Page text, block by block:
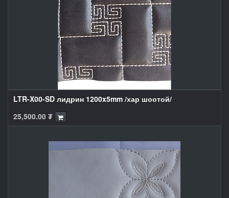
LTR-X00-SD лидрин 1200x5mm /хар шоотой/
25,500.00 ₮